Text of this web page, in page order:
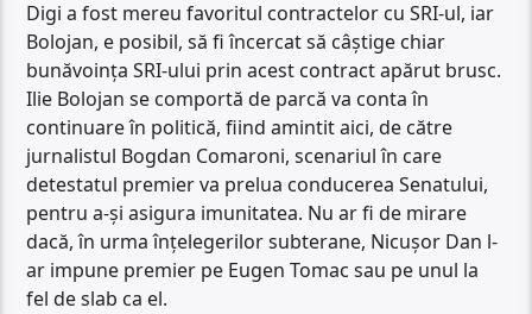
Digi a fost mereu favoritul contractelor cu SRI-ul, iar
Bolojan, e posibil, să fi încercat să câștige chiar
bunăvoința SRI-ului prin acest contract apărut brusc.
Ilie Bolojan se comportă de parcă va conta în
continuare în politică, fiind amintit aici, de către
jurnalistul Bogdan Comaroni, scenariul în care
detestatul premier va prelua conducerea Senatului,
pentru a-și asigura imunitatea. Nu ar fi de mirare
dacă, în urma înțelegerilor subterane, Nicușor Dan l-
ar impune premier pe Eugen Tomac sau pe unul la
fel de slab ca el.